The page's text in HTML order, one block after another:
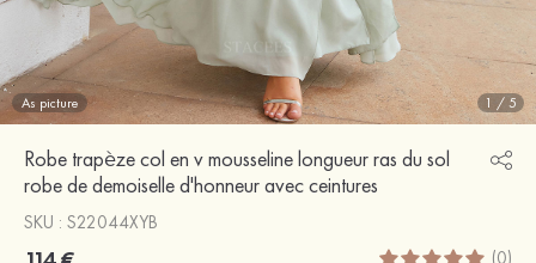
As picture 1 /5
Robe trapèze col en v mousseline longueur ras du sol
robe de demoiselle d'honneur avec ceintures
SKU : S22044XYB